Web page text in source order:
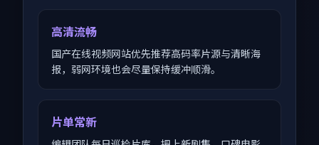
高清流畅
国产在线视频网站优先推荐高码率片源与清晰海
报，弱网环境也会尽量保持缓冲顺滑。
片单常新